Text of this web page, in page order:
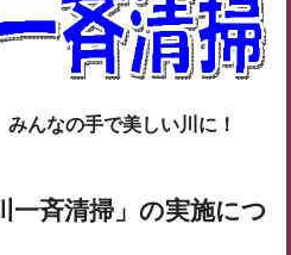
んなの手で美しい川に！
一斉清掃」の実施につ